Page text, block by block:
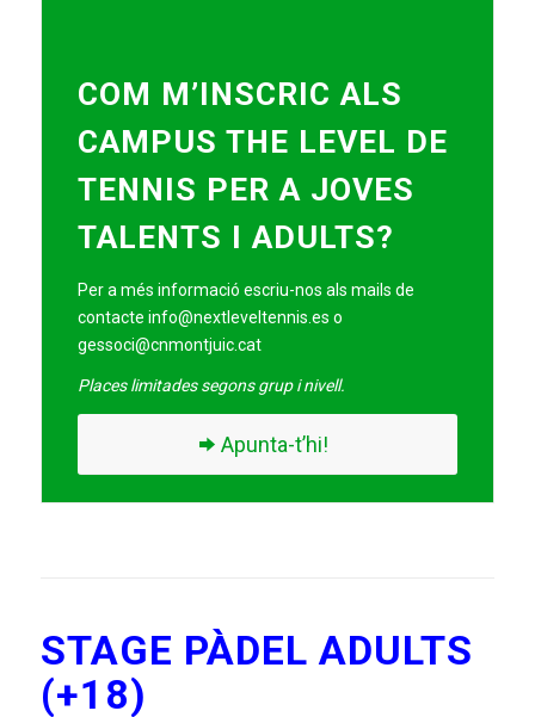
COM M’INSCRIC ALS
CAMPUS THE LEVEL DE
TENNIS PER A JOVES
TALENTS I ADULTS?
Per a més informació escriu-nos als mails de
contacte info@nextleveltennis.es o
gessoci@cnmontjuic.cat
Places limitades segons grup i nivell.
Apunta-t’hi!
STAGE PÀDEL ADULTS
(+18)